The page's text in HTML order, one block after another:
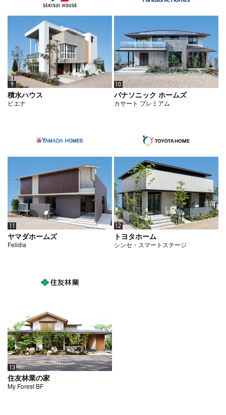
9
積水ハウス
ビエナ
10
パナソニック ホームズ
カサート プレミアム
11
ヤマダホームズ
Felidia
12
トヨタホーム
シンセ・スマートステージ
13
住友林業の家
My Forest BF